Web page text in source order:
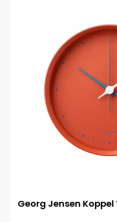
Georg Jensen